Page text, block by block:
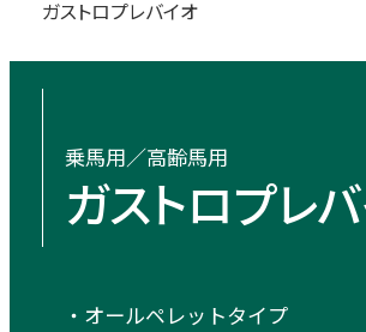
ガストロプレバイオ
乗馬用／高齢馬用
ガストロプレ
・オールペレットタイプ